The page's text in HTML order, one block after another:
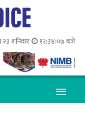
शनिवार १२:३४:०८ बजे